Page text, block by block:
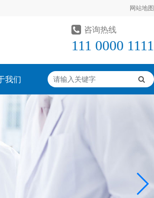
网站地图
咨询热线
111 0000 1111
我们